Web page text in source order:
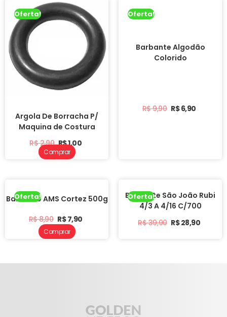
Oferta!
Argola De Borracha P/
Maquina de Costura
R$2,90 R$1,00
Oferta!
Barbante Algodão
Colorido
R$9,90 R$6,90
Comprar
Oferta!
Barbante AMS Cortez 500g
R$8,90 R$7,90
Oferta!
Barbante São João Rubi
4/3 A 4/16 C/700
R$39,90 R$28,90
Comprar